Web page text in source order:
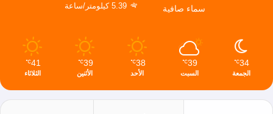
سماء صافية
5.39 كيلومتر/ساعة
34
℃
الجمعة
39
℃
السبت
38
℃
الأحد
39
℃
الأثنين
41
℃
الثلاثاء